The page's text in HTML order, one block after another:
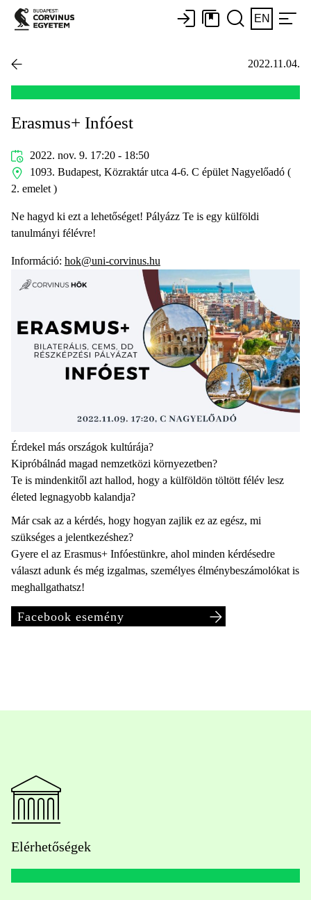
EN
2022.11.04.
Erasmus+ Infóest
2022. nov. 9. 17:20 - 18:50
1093. Budapest, Közraktár utca 4-6. C épület Nagyelőadó (
2. emelet )
Ne hagyd ki ezt a lehetőséget! Pályázz Te is egy külföldi
tanulmányi félévre!
Információ: hok@uni-corvinus.hu
Érdekel más országok kultúrája?
Kipróbálnád magad nemzetközi környezetben?
Te is mindenkitől azt hallod, hogy a külföldön töltött félév lesz
életed legnagyobb kalandja?
Már csak az a kérdés, hogy hogyan zajlik ez az egész, mi
szükséges a jelentkezéshez?
Gyere el az Erasmus+ Infóestünkre, ahol minden kérdésedre
választ adunk és még izgalmas, személyes élménybeszámolókat is
meghallgathatsz!
Facebook esemény
Elérhetőségek